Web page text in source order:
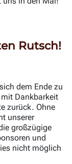
Rutsch!
dem Ende zu
Dankbarkeit
zurück. Ohne
unserer
großzügige
und
nicht möglich